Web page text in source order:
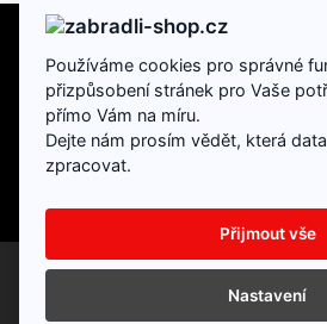
INFORMACE
DOPLŇKY
Partneský program
Mapa stránek
Používáme cookies pro správné
přizpůsobení stránek pro Vaše
přímo Vám na míru.
Dejte nám prosím vědět, která
zpracovat.
Přijmout vše
Nastavení